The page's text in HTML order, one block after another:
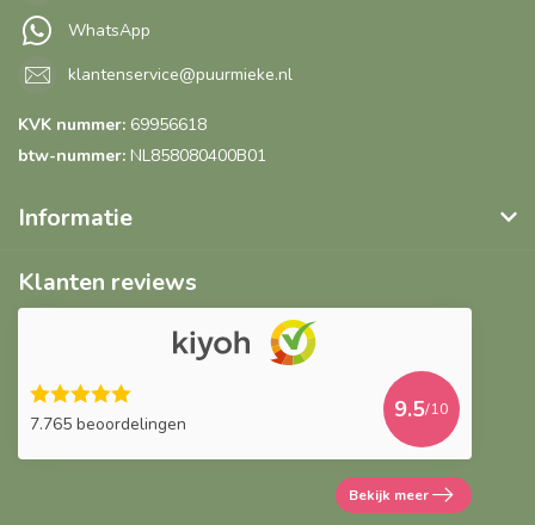
WhatsApp
klantenservice@puurmieke.nl
KVK nummer: 69956618
btw-nummer: NL858080400B01
Informatie
Klanten reviews
7.765 beoordelingen
9.5/10
Bekijk meer